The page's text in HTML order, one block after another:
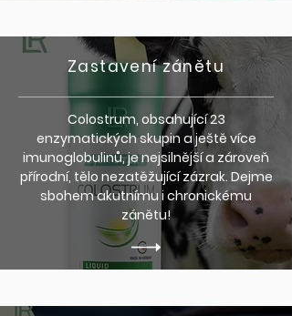
Zastavení zánětu
Colostrum, obsahující 23
enzymatických skupin a ještě více
imunoglobulinů, je nejsilnější a zároveň
přírodní, tělo nezatěžující zázrak. Dejme
sbohem akutnímu i chronickému
zánětu!